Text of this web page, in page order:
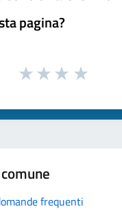
pagina?
frequenti